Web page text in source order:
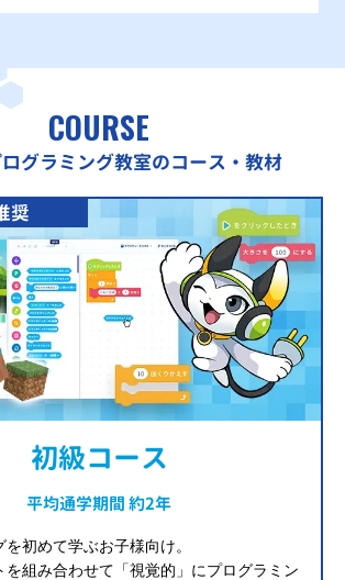
COURSE
グラミング教室のコース・教材
奨
初級コース
平均通学期間 約2年
初めて学ぶお子様向け。
を組み合わせて「視覚的」にプログラミン